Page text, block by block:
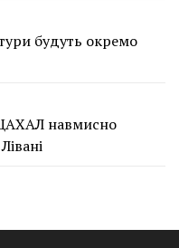
будуть окремо
навмисно